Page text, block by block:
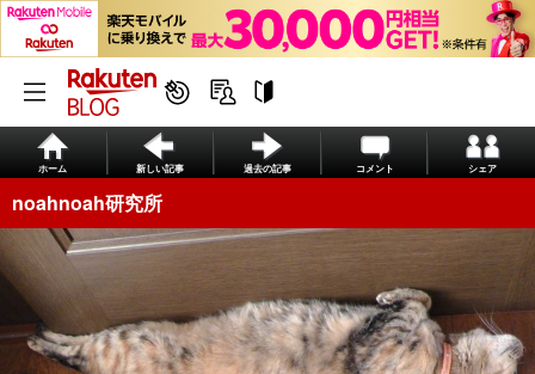
ホーム 新しい記事 過去の記事 コメント シェア
noahnoah研究所